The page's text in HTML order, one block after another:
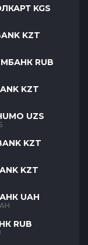
KGS
KZT
RUB
KZT
UZS
KZT
KZT
UAH
RUB